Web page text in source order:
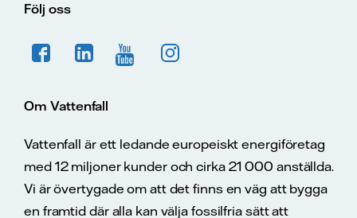
Följ oss
Om Vattenfall
Vattenfall är ett ledande europeiskt energiföretag
med 12 miljoner kunder och cirka 21 000 anställda.
Vi är övertygade om att det finns en väg att bygga
en framtid där alla kan välja fossilfria sätt att